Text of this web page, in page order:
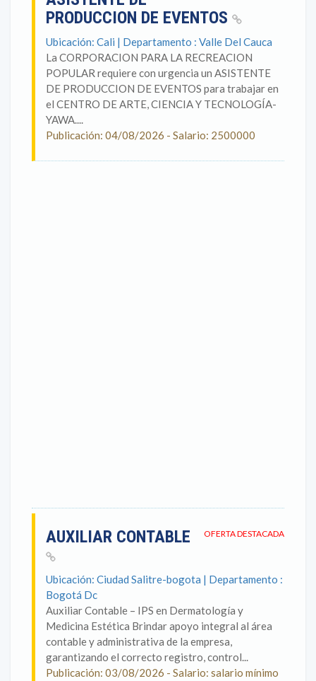
PRODUCCION DE EVENTOS
Ubicación: Cali | Departamento : Valle Del Cauca
La CORPORACION PARA LA RECREACION
POPULAR requiere con urgencia un ASISTENTE
DE PRODUCCION DE EVENTOS para trabajar en
el CENTRO DE ARTE, CIENCIA Y TECNOLOGÍA-
YAWA....
Publicación: 04/08/2026 - Salario: 2500000
OFERTA DESTACADA
AUXILIAR CONTABLE
Ubicación: Ciudad Salitre-bogota | Departamento :
Bogotá Dc
Auxiliar Contable – IPS en Dermatología y
Medicina Estética Brindar apoyo integral al área
contable y administrativa de la empresa,
garantizando el correcto registro, control...
Publicación: 03/08/2026 - Salario: salario mínimo